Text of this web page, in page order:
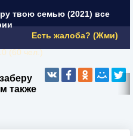
твою семью (2021) все
Есть жалоба? (Жми)
(60чел.)
также